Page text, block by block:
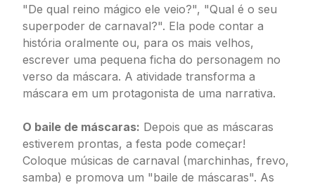
"De qual reino mágico ele veio?", "Qual é o seu
superpoder de carnaval?". Ela pode contar a
história oralmente ou, para os mais velhos,
escrever uma pequena ficha do personagem no
verso da máscara. A atividade transforma a
máscara em um protagonista de uma narrativa.
O baile de máscaras: Depois que as máscaras
estiverem prontas, a festa pode começar!
Coloque músicas de carnaval (marchinhas, frevo,
samba) e promova um "baile de máscaras". As